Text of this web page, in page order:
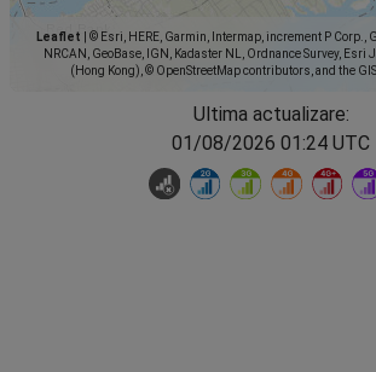
Leaflet
© Esri, HERE, Garmin, Intermap, increment P Corp.,
NRCAN, GeoBase, IGN, Kadaster NL, Ordnance Survey, Esri
(Hong Kong), © OpenStreetMap contributors, and the
Ultima actualizare:
01/08/2026 01:24 UTC